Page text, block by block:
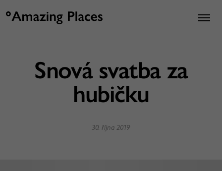
Snová svatba za
hubičku
30. října 2019